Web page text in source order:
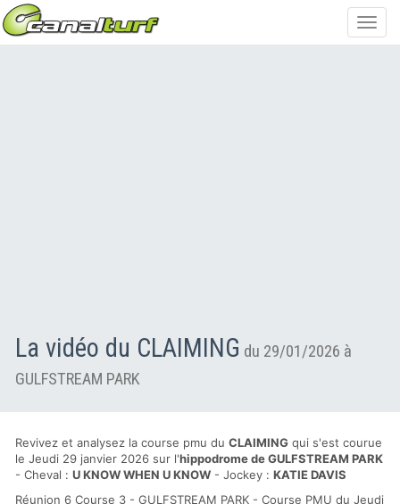
La vidéo du CLAIMING du 29/01/2026 à
GULFSTREAM PARK
Revivez et analysez la course pmu du CLAIMING qui s'est courue
le Jeudi 29 janvier 2026 sur l'hippodrome de GULFSTREAM PARK
- Cheval : U KNOW WHEN U KNOW - Jockey : KATIE DAVIS
Réunion 6 Course 3 - GULFSTREAM PARK - Course PMU du Jeudi